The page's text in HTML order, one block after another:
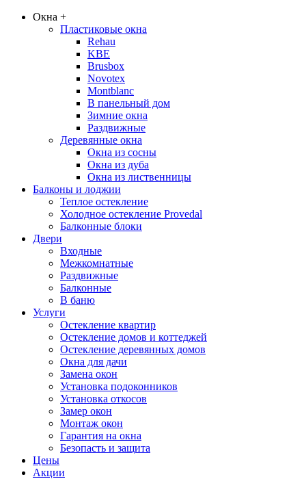
Окна +
Пластиковые окна
Rehau
KBE
Brusbox
Novotex
Montblanc
В панельный дом
Зимние окна
Раздвижные
Деревянные окна
Окна из сосны
Окна из дуба
Окна из лиственницы
Балконы и лоджии
Теплое остекление
Холодное остекление Provedal
Балконные блоки
Двери
Входные
Межкомнатные
Раздвижные
Балконные
В баню
Услуги
Остекление квартир
Остекление домов и коттеджей
Остекление деревянных домов
Окна для дачи
Замена окон
Установка подоконников
Установка откосов
Замер окон
Монтаж окон
Гарантия на окна
Безопасть и защита
Цены
Акции